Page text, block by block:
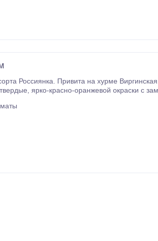
Россиянка. Привита на хурме
высотой 3.5 - 4 м. Плоды округлые (масса 100 - 130 г), твердые, ярко-